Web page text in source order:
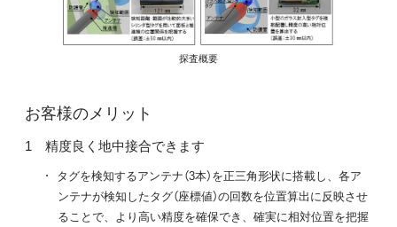
探査概要
お客様のメリット
精度良く地中接合できます
タグを検知するアンテナ（3本）を正三角形状に搭載し、各ア
ンテナが検知したタグ（座標値）の回数を位置算出に反映させ
ることで、より高い精度を確保でき、確実に相対位置を把握